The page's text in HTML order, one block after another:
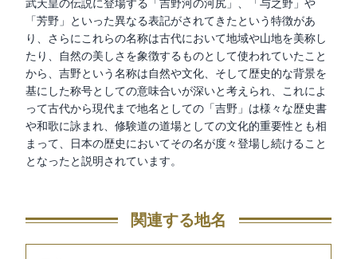
武天皇の伝説に登場する「吉野河の河尻」、「与之野」や
「芳野」といった異なる表記がされてきたという特徴があ
り、さらにこれらの名称は古代において地域や山地を美称し
たり、自然の美しさを象徴するものとして使われていたこと
から、吉野という名称は自然や文化、そして歴史的な背景を
基にした称号としての意味合いが深いと考えられ、これによ
って古代から現代まで地名としての「吉野」は様々な歴史書
や和歌に詠まれ、修験道の道場としての文化的重要性とも相
まって、日本の歴史においてその名が度々登場し続けること
となったと説明されています。
関連する地名